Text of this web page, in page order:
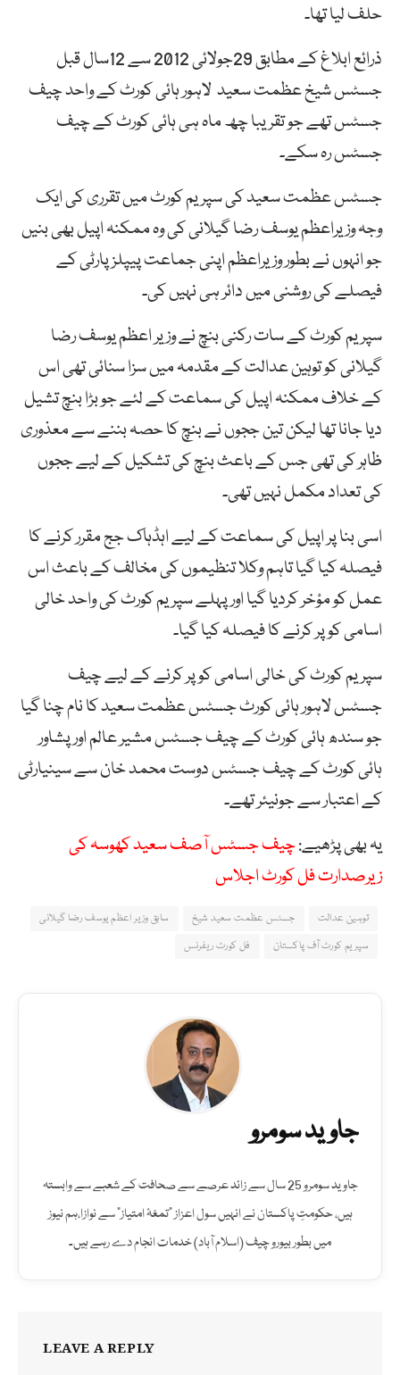
حلف لیا تھا۔
ذرائع ابلاغ کے مطابق 29جولائی 2012 سے 12سال قبل
جسٹس شیخ عظمت سعید لاہور ہائی کورٹ کے واحد چیف
جسٹس تھے جو تقریبا چھ ماہ ہی ہائی کورٹ کے چیف
جسٹس رہ سکے۔
جسٹس عظمت سعید کی سپریم کورٹ میں تقرری کی ایک
وجہ وزیراعظم یوسف رضا گیلانی کی وہ ممکنہ اپیل بھی بنیں
جو انہوں نے بطور وزیراعظم اپنی جماعت پیپلز پارٹی کے
فیصلے کی روشنی میں دائر ہی نہیں کی۔
سپریم کورٹ کے سات رکنی بنچ نے وزیر اعظم یوسف رضا
گیلانی کو توہین عدالت کے مقدمہ میں سزا سنائی تھی اس
کے خلاف ممکنہ اپیل کی سماعت کے لئے جو بڑا بنچ تشیل
دیا جانا تھا لیکن تین ججوں نے بنچ کا حصہ بننے سے معذوری
ظاہر کی تھی جس کے باعث بنچ کی تشکیل کے لیے ججوں
کی تعداد مکمل نہیں تھی۔
اسی بنا پر اپیل کی سماعت کے لیے اہڈہاک جج مقرر کرنے کا
فیصلہ کیا گیا تاہم وکلا تنظیموں کی مخالف کے باعث اس
عمل کو مؤخر کردیا گیا اور پہلے سپریم کورٹ کی واحد خالی
اسامی کو پر کرنے کا فیصلہ کیا گیا۔
سپریم کورٹ کی خالی اسامی کو پر کرنے کے لیے چیف
جسٹس لاہور ہائی کورٹ جسٹس عظمت سعید کا نام چنا گیا
جو سندھ ہائی کورٹ کے چیف جسٹس مشیر عالم اور پشاور
ہائی کورٹ کے چیف جسٹس دوست محمد خان سے سینیارٹی
کے اعتبار سے جونیئر تھے۔
یہ بھی پڑھیے:چیف جسٹس آصف سعید کھوسہ کی
زیرصدارت فل کورٹ اجلاس
توہین عدالت جسٹس عظمت سعید شیخ
سابق وزیر اعظم یوسف رضا گیلانی
سپریم کورٹ آف پاکستان
فل کورٹ ریفرنس
جاوید سومرو
جاوید سومرو 25 سال سے زائد عرصے سے صحافت کے شعبے سے وابستہ
ہیں، حکومتِ پاکستان نے انہیں سول اعزاز "تمغۂ امتیاز" سے نوازا،ہم نیوز
میں بطور بیورو چیف (اسلام آباد) خدمات انجام دے رہے ہیں۔
LEAVE A REPLY